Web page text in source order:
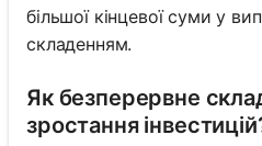
більшої кінцевої суми у
складенням.
Як безперервне
зростання